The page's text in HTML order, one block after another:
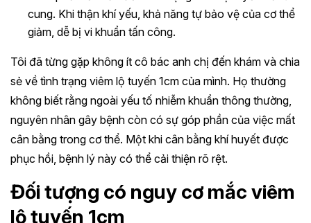
cung. Khi thận khí yếu, khả năng tự bảo vệ của cơ thể
giảm, dễ bị vi khuẩn tấn công.
Tôi đã từng gặp không ít cô bác anh chị đến khám và chia
sẻ về tình trạng viêm lộ tuyến 1cm của mình. Họ thường
không biết rằng ngoài yếu tố nhiễm khuẩn thông thường,
nguyên nhân gây bệnh còn có sự góp phần của việc mất
cân bằng trong cơ thể. Một khi cân bằng khí huyết được
phục hồi, bệnh lý này có thể cải thiện rõ rệt.
Đối tượng có nguy cơ mắc viêm
lộ tuyến 1cm